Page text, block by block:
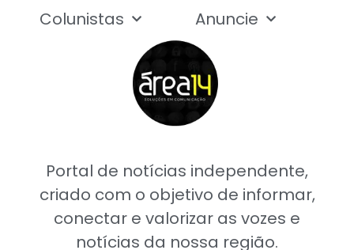
Portal de notícias independente,
criado com o objetivo de informar,
conectar e valorizar as vozes e
notícias da nossa região.
Colunistas
Anuncie